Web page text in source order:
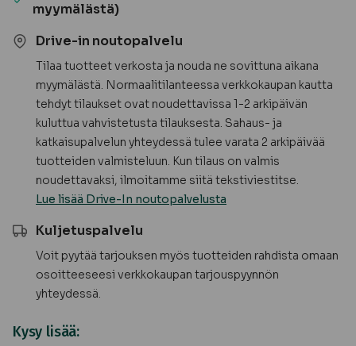
myymälästä)
Drive-in noutopalvelu
Tilaa tuotteet verkosta ja nouda ne sovittuna aikana
myymälästä. Normaalitilanteessa verkkokaupan kautta
tehdyt tilaukset ovat noudettavissa 1-2 arkipäivän
kuluttua vahvistetusta tilauksesta. Sahaus- ja
katkaisupalvelun yhteydessä tulee varata 2 arkipäivää
tuotteiden valmisteluun. Kun tilaus on valmis
noudettavaksi, ilmoitamme siitä tekstiviestitse.
Lue lisää Drive-In noutopalvelusta
Kuljetuspalvelu
Voit pyytää tarjouksen myös tuotteiden rahdista omaan
osoitteeseesi verkkokaupan tarjouspyynnön
yhteydessä.
Kysy lisää: